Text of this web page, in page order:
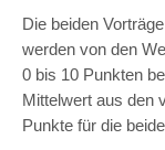
Die beiden
werden von den
0 bis 10 Punkten
Mittelwert aus den
Punkte für die